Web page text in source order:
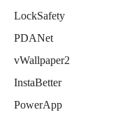
LockSafety
PDANet
vWallpaper2
InstaBetter
PowerApp